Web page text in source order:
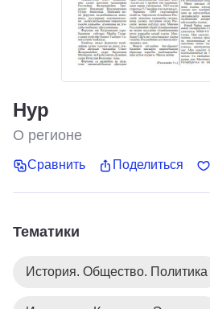
Нур
О регионе
Сравнить Поделиться
Тематики
История. Общество. Политика